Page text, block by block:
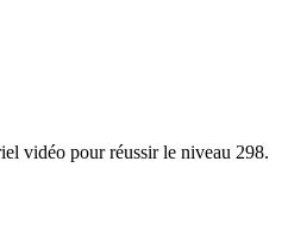
vidéo pour réussir le niveau 298.